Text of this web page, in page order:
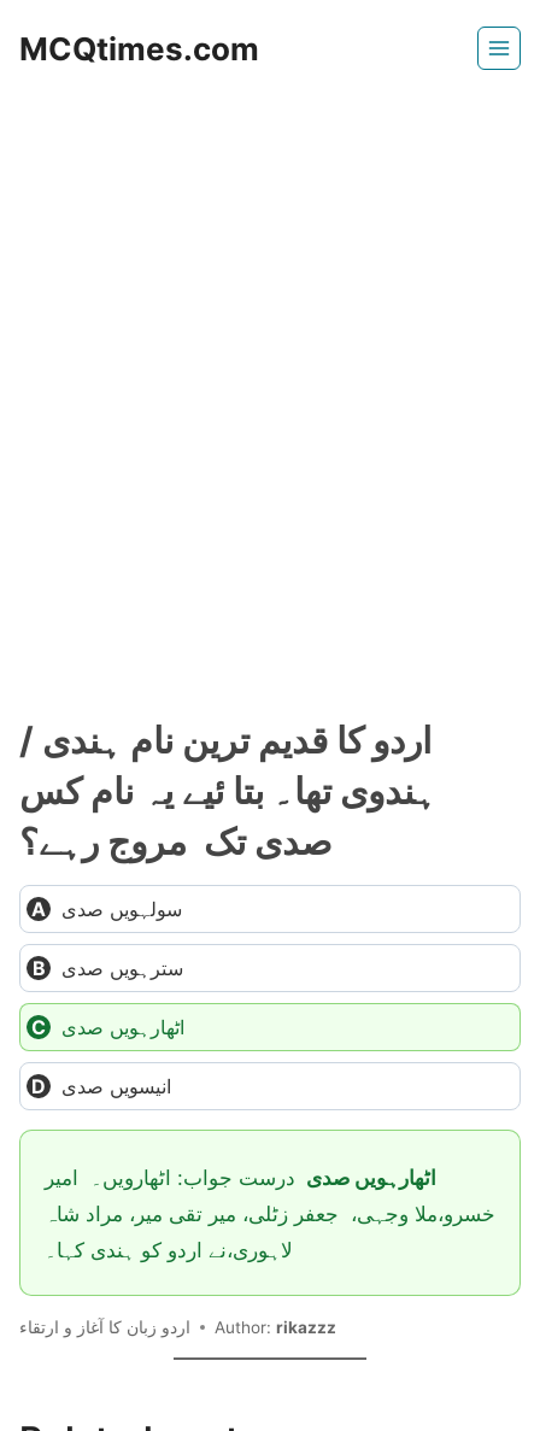
MCQtimes.com
اردو کا قدیم ترین نام ہندی /
ہندوی تھا۔ بتا ئیے یہ نام کس
صدی تک مروج رہے؟
سولہویں صدی
سترہویں صدی
اٹھارہویں صدی
انیسویں صدی
اٹھارہویں صدی درست جواب: اٹھارویں۔ امیر
خسرو،ملا وجہی، جعفر زٹلی، میر تقی میر، مراد شاہ
لاہوری،نے اردو کو ہندی کہا۔
اردو زبان کا آغاز و ارتقاء Author: rikazzz